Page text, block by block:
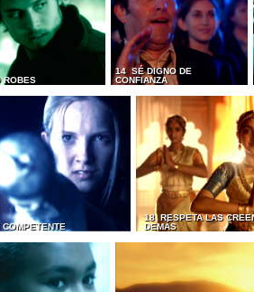
ROBES
14 SÉ DIGNO DE
CONFIANZA
18 RESPETA LAS
DEMÁS